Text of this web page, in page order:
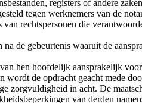
registers of andere
tegen werknemers van de
rechtspersonen die
de gebeurtenis waaruit de
hen hoofdelijk aansprakelijk
wordt de opdracht geacht mede
zorgvuldigheid in acht. De
van derden